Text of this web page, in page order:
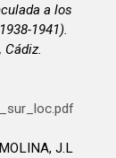
a los
1941).
J.L